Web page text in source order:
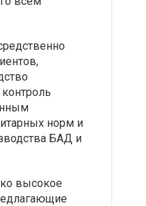
норм и
БАД и
высокое